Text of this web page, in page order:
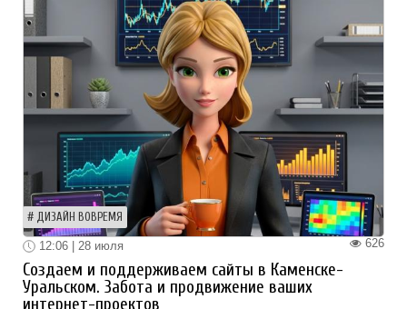
ДИЗАЙН ВОВРЕМЯ
626
12:06 | 28 июля
Создаем и поддерживаем сайты в Каменске-
Уральском. Забота и продвижение ваших
интернет-проектов